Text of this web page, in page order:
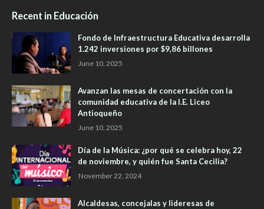
Recent in Educación
Fondo de Infraestructura Educativa desarrolla
1.242 inversiones por $9,86 billones
June 10, 2025
Avanzan las mesas de concertación con la
comunidad educativa de la I.E. Liceo
Antioqueño
June 10, 2025
Día de la Música: ¿por qué se celebra hoy, 22
de noviembre, y quién fue Santa Cecilia?
November 22, 2024
Alcaldesas, concejalas y lideresas de